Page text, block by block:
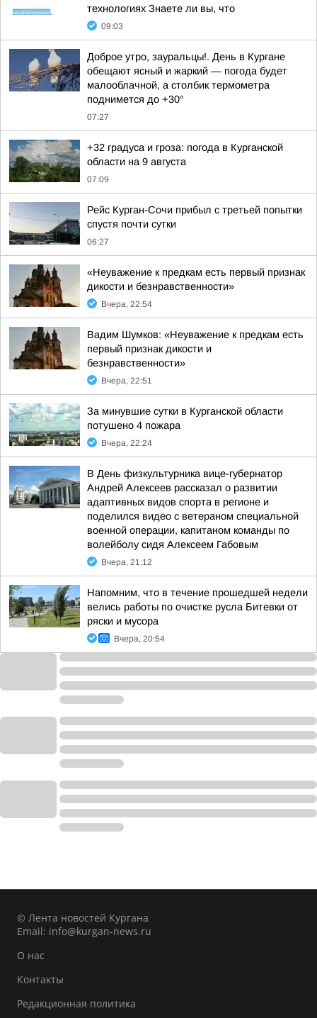
технологиях Знаете ли вы, что
09:03
Доброе утро, зауральцы!. День в Кургане
обещают ясный и жаркий — погода будет
малооблачной, а столбик термометра
поднимется до +30°
07:27
+32 градуса и гроза: погода в Курганской
области на 9 августа
07:09
Рейс Курган-Сочи прибыл с третьей попытки
спустя почти сутки
06:27
«Неуважение к предкам есть первый признак
дикости и безнравственности»
Вчера, 22:54
Вадим Шумков: «Неуважение к предкам есть
первый признак дикости и
безнравственности»
Вчера, 22:51
За минувшие сутки в Курганской области
потушено 4 пожара
Вчера, 22:24
В День физкультурника вице-губернатор
Андрей Алексеев рассказал о развитии
адаптивных видов спорта в регионе и
поделился видео с ветераном специальной
военной операции, капитаном команды по
волейболу сидя Алексеем Габовым
Вчера, 21:12
Напомним, что в течение прошедшей недели
велись работы по очистке русла Битевки от
ряски и мусора
Вчера, 20:54
© Лента новостей Кургана
Email: info@kurgan-news.ru
О нас
Контакты
Редакционная политика